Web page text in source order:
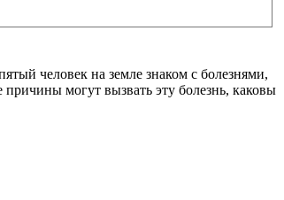
человек на земле знаком с болезнями,
причины могут вызвать эту болезнь, каковы